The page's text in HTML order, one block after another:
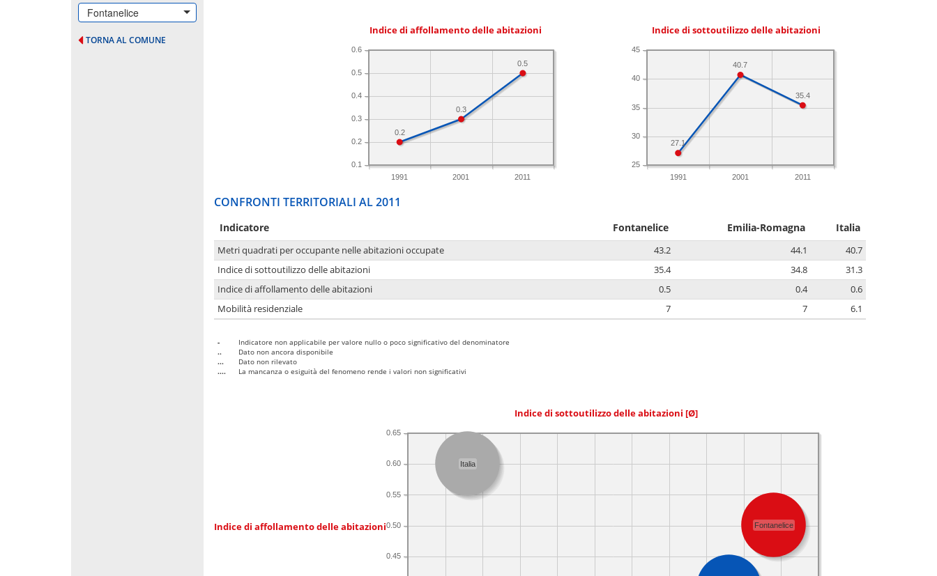
Fontanelice
TORNA AL COMUNE
Indice di affollamento delle abitazioni
1991 2001 2011
0.1
0.2
0.3
0.4
0.5
0.6
0.5
0.3
0.2
Indice di sottoutilizzo delle abitazioni
1991 2001 2011
25
30
35
40
45
35.4
40.7
27.1
CONFRONTI TERRITORIALI AL 2011
Indicatore Fontanelice Emilia-Romagna Italia
Metri quadrati per occupante nelle abitazioni occupate 43.2 44.1
40.7
Indice di sottoutilizzo delle abitazioni
35.4 34.8
31.3
Indice di affollamento delle abitazioni
0.5 0.4
0.6
Mobilità residenziale
7 7 6.1
-
Indicatore non applicabile per valore nullo o poco significativo del denominatore
..
Dato non ancora disponibile
...
Dato non rilevato
....
La mancanza o esiguità del fenomeno rende i valori non significativi
Indice di sottoutilizzo delle abitazioni [Ø]
Indice di affollamento delle abitazioni
0.45
0.50
0.55
0.60
0.65
Fontanelice
Italia